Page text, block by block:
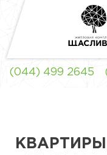
(044) 499 2645